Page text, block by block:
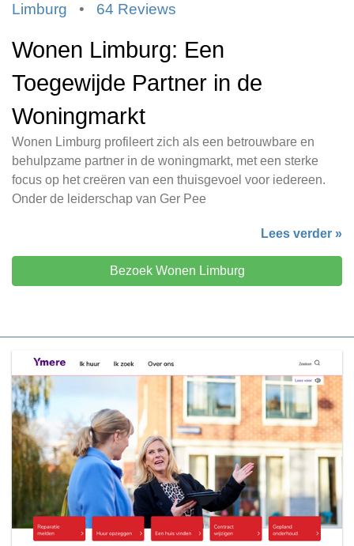
Limburg • 64 Reviews
Wonen Limburg: Een
Toegewijde Partner in de
Woningmarkt
Wonen Limburg profileert zich als een betrouwbare en
behulpzame partner in de woningmarkt, met een sterke
focus op het creëren van een thuisgevoel voor iedereen.
Onder de leiderschap van Ger Pee
Lees verder »
Bezoek Wonen Limburg